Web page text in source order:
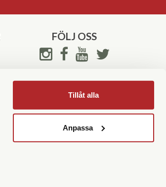
Tillåt alla
Anpassa
FÖLJ OSS